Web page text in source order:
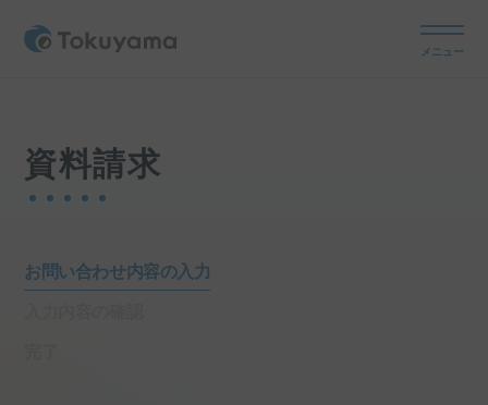
メニュー
資料請求
お問い合わせ内容の入力